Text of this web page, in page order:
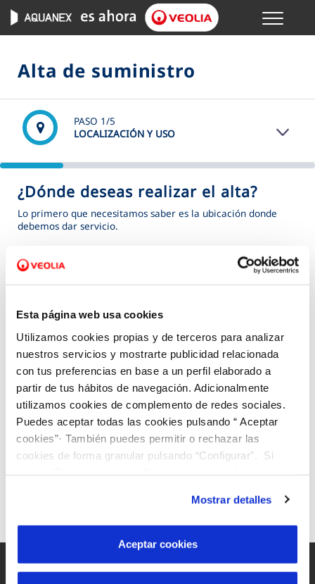
Esta página web usa cookies
Utilizamos cookies propias y de terceros para analizar
nuestros servicios y mostrarte publicidad relacionada
con tus preferencias en base a un perfil elaborado a
partir de tus hábitos de navegación. Adicionalmente
utilizamos cookies de complemento de redes sociales.
Puedes aceptar todas las cookies pulsando “ Aceptar
cookies”· También puedes permitir o rechazar las
cookies de forma granular pulsando “Configurar”. Si
son indispensables para que el sitio web funcione y que
por tanto no se pueden desactivar. Puedes consultar
más información en nuestraPolítica de Cookies
Mostrar detalles
Aceptar cookies
Menu
TU SERVICIO
VER TODAS LAS GESTIONES
CONÓCENOS
VER TODAS LAS GESTIONES
Alta de suministro
PASO 1/5
LOCALIZACIÓN Y USO
¿Dónde deseas realizar el alta?
Lo primero que necesitamos saber es la ubicación donde
debemos dar servicio.
Dirección*
Código postal*
El contrato es para...